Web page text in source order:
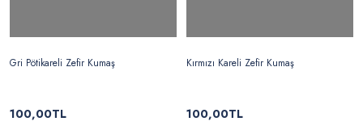
Gri Pötikareli Zefir Kumaş
100,00TL
Kırmızı Kareli Zefir Kumaş
100,00TL